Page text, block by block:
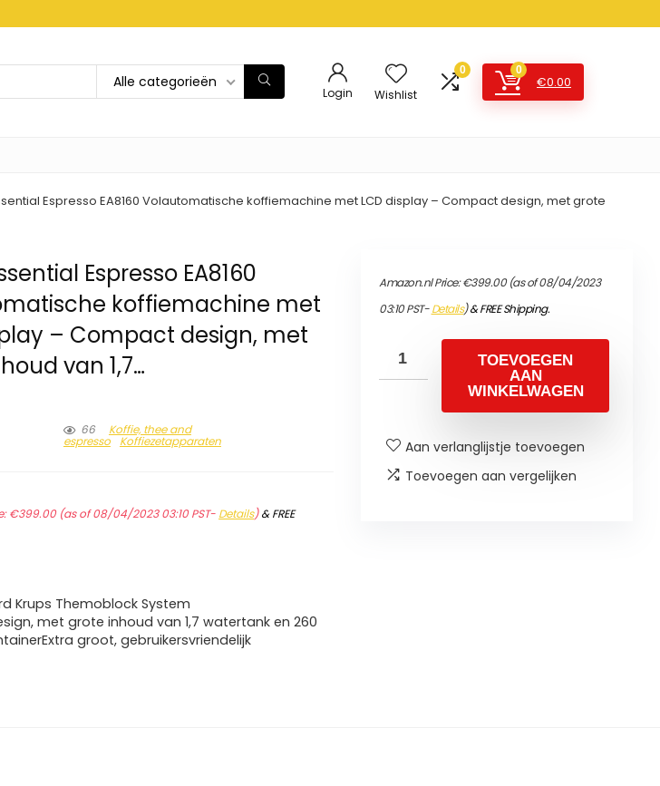
Alle categorieën
Login Wishlist
0 0
€0.00
Espresso EA8160 Volautomatische koffiemachine met LCD display – Compact design, met grote
Espresso EA8160
koffiemachine met
– Compact design, met
van 1,7…
66 Koffie, thee and
espresso Koffiezetapparaten
€399.00(as of 08/04/2023 03:10 PST- Details)&FREE
Krups Themoblock System
met grote inhoud van 1,7 watertank en 260
groot, gebruikersvriendelijk
Amazon.nl Price:€399.00(as of 08/04/2023
03:10 PST-Details)&FREE Shipping.
TOEVOEGEN
AAN
WINKELWAGEN
Aan verlanglijstje toevoegen
Toevoegen aan vergelijken